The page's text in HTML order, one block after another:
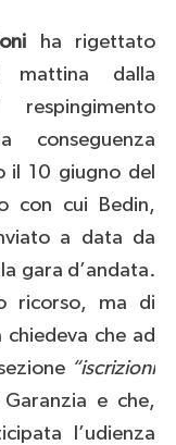
ha rigettato
mattina dalla
conseguenza
il 10 giugno del
con cui Bedin,
a data da
gara d’andata.
ricorso, ma di
chiedeva che ad
“iscrizioni
e che,
l’udienza